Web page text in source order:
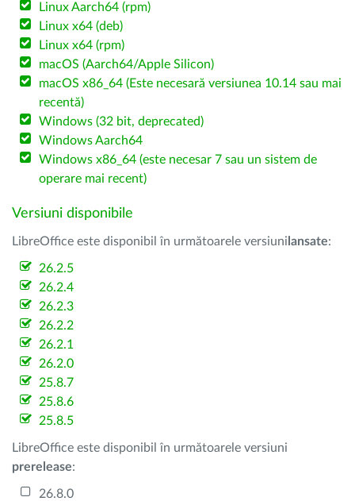
Linux Aarch64 (rpm)
Linux x64 (deb)
Linux x64 (rpm)
macOS (Aarch64/Apple Silicon)
macOS x86_64 (Este necesară versiunea 10.14 sau mai
recentă)
Windows (32 bit, deprecated)
Windows Aarch64
Windows x86_64 (este necesar 7 sau un sistem de
operare mai recent)
Versiuni disponibile
LibreOffice este disponibil în următoarele versiuni lansate:
26.2.5
26.2.4
26.2.3
26.2.2
26.2.1
26.2.0
25.8.7
25.8.6
25.8.5
LibreOffice este disponibil în următoarele versiuni
prerelease:
26.8.0